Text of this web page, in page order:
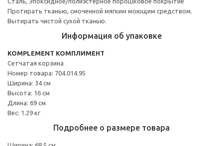
Протирать тканью, смоченной мягким моющим средством.
Вытирать чистой сухой тканью.
Информация об упаковке
KOMPLEMENT КОМПЛИМЕНТ
Сетчатая корзина
Номер товара: 704.014.95
Ширина: 34 см
Высота: 16 см
Длина: 69 см
Вес: 1.29 кг
Подробнее о размере товара